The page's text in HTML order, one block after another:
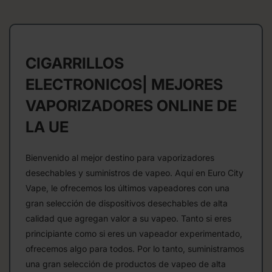
CIGARRILLOS
ELECTRONICOS| MEJORES
VAPORIZADORES ONLINE DE
LA UE
Bienvenido al mejor destino para vaporizadores
desechables y suministros de vapeo. Aquí en Euro City
Vape, le ofrecemos los últimos vapeadores con una
gran selección de dispositivos desechables de alta
calidad que agregan valor a su vapeo. Tanto si eres
principiante como si eres un vapeador experimentado,
ofrecemos algo para todos. Por lo tanto, suministramos
una gran selección de productos de vapeo de alta